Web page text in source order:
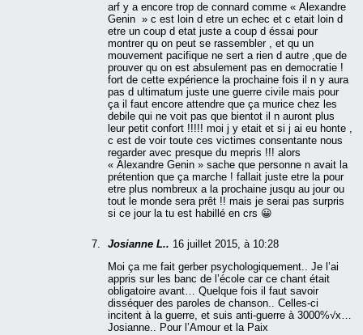
arf y a encore trop de connard comme « Alexandre
Genin » c est loin d etre un echec et c etait loin d
etre un coup d etat juste a coup d éssai pour
montrer qu on peut se rassembler , et qu un
mouvement pacifique ne sert a rien d autre ,que de
prouver qu on est absulement pas en democratie !
fort de cette expérience la prochaine fois il n y aura
pas d ultimatum juste une guerre civile mais pour
ça il faut encore attendre que ça murice chez les
debile qui ne voit pas que bientot il n auront plus
leur petit confort !!!!! moi j y etait et si j ai eu honte ,
c est de voir toute ces victimes consentante nous
regarder avec presque du mepris !!! alors
« Alexandre Genin » sache que personne n avait la
prétention que ça marche ! fallait juste etre la pour
etre plus nombreux a la prochaine jusqu au jour ou
tout le monde sera prêt !! mais je serai pas surpris
si ce jour la tu est habillé en crs 😀
Josianne L.. 16 juillet 2015, à 10:28
Moi ça me fait gerber psychologiquement.. Je l’ai
appris sur les banc de l’école car ce chant était
obligatoire avant… Quelque fois il faut savoir
disséquer des paroles de chanson.. Celles-ci
incitent à la guerre, et suis anti-guerre à 3000%√x…
Josianne.. Pour l’Amour et la Paix